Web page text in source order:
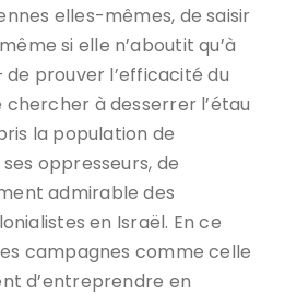
elles-mêmes, de saisir
si elle n’aboutit qu’à
prouver l’efficacité du
à desserrer l’étau
la population de
oppresseurs, de
admirable des
en Israël. En ce
campagnes comme celle
d’entreprendre en